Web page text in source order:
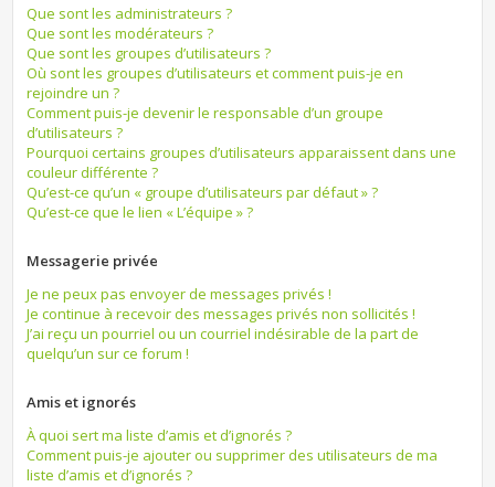
Que sont les administrateurs ?
Que sont les modérateurs ?
Que sont les groupes d’utilisateurs ?
Où sont les groupes d’utilisateurs et comment puis-je en
rejoindre un ?
Comment puis-je devenir le responsable d’un groupe
d’utilisateurs ?
Pourquoi certains groupes d’utilisateurs apparaissent dans une
couleur différente ?
Qu’est-ce qu’un « groupe d’utilisateurs par défaut » ?
Qu’est-ce que le lien « L’équipe » ?
Messagerie privée
Je ne peux pas envoyer de messages privés !
Je continue à recevoir des messages privés non sollicités !
J’ai reçu un pourriel ou un courriel indésirable de la part de
quelqu’un sur ce forum !
Amis et ignorés
À quoi sert ma liste d’amis et d’ignorés ?
Comment puis-je ajouter ou supprimer des utilisateurs de ma
liste d’amis et d’ignorés ?